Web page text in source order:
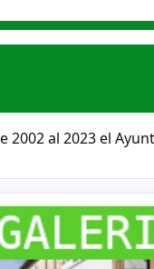
2002 al 2023 el